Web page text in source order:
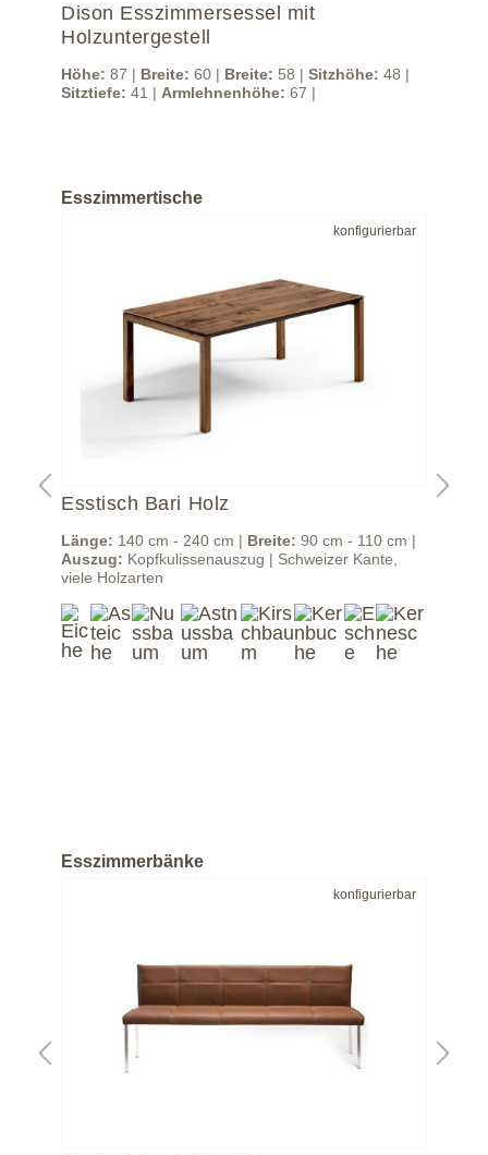
Dison Esszimmersessel mit
Holzuntergestell
Höhe: 87 | Breite: 60 | Breite: 58 | Sitzhöhe: 48 |
Sitztiefe: 41 | Armlehnenhöhe: 67 |
Esszimmertische
konfigurierbar
Esstisch Bari Holz
Länge: 140 cm - 240 cm | Breite: 90 cm - 110 cm |
Auszug: Kopfkulissenauszug | Schweizer Kante,
viele Holzarten
Esszimmerbänke
konfigurierbar